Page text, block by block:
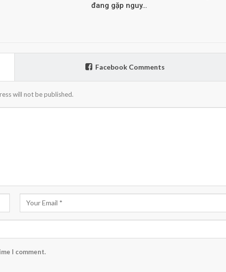
đang gặp nguy…
Facebook Comments
will not be published.
I comment.